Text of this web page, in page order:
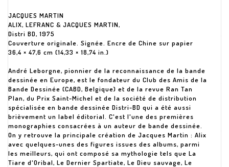
JACQUES MARTIN
ALIX, LEFRANC & JACQUES MARTIN,
Distri BD, 1975
Couverture originale. Signée. Encre de Chine sur papier
36,4 × 47,6 cm (14,33 × 18,74 in.)
André Leborgne, pionnier de la reconnaissance de la bande
dessinée en Europe, est le fondateur du Club des Amis de la
Bande Dessinée (CABD, Belgique) et de la revue Ran Tan
Plan, du Prix Saint-Michel et de la société de distribution
spécialisée en bande dessinée Distri-BD qui a été aussi
brièvement un label éditorial. C'est l'une des premières
monographies consacrées à un auteur de bande dessinée.
On y retrouve la principale création de Jacques Martin : Alix
avec quelques-unes des figures issues des albums, parmi
les meilleurs, qui ont composé sa mythologie tels que La
Tiare d'Oribal, Le Dernier Spartiate, Le Dieu sauvage, Le